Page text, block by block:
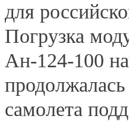
для
Погрузка
Ан-124-100
самолета